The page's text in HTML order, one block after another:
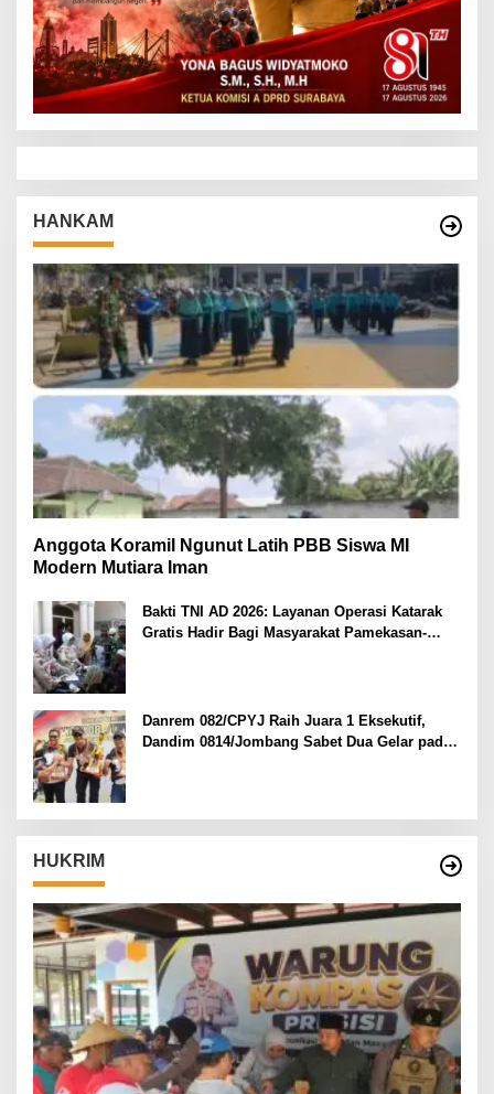
HANKAM
Anggota Koramil Ngunut Latih PBB Siswa MI
Modern Mutiara Iman
Bakti TNI AD 2026: Layanan Operasi Katarak
Gratis Hadir Bagi Masyarakat Pamekasan-
Danrem 082/CPYJ Raih Juara 1 Eksekutif,
Dandim 0814/Jombang Sabet Dua Gelar pada
HUKRIM